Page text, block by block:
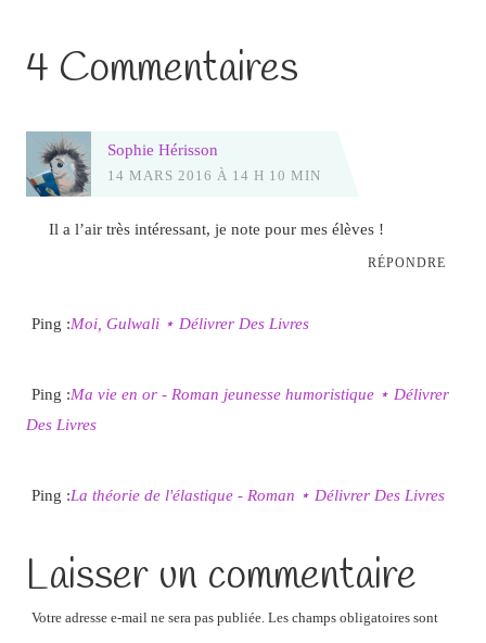
4 Commentaires
Sophie Hérisson
14 MARS 2016 À 14 H 10 MIN
Il a l’air très intéressant, je note pour mes élèves !
RÉPONDRE
Ping :Moi, Gulwali ⋆ Délivrer Des Livres
Ping :Ma vie en or - Roman jeunesse humoristique ⋆ Délivrer
Des Livres
Ping :La théorie de l'élastique - Roman ⋆ Délivrer Des Livres
Laisser un commentaire
Votre adresse e-mail ne sera pas publiée. Les champs obligatoires sont